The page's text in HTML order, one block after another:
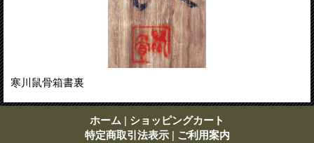
寒川鼠骨箱書裏
ホーム | ショッピングカート
特定商取引法表示 | ご利用案内